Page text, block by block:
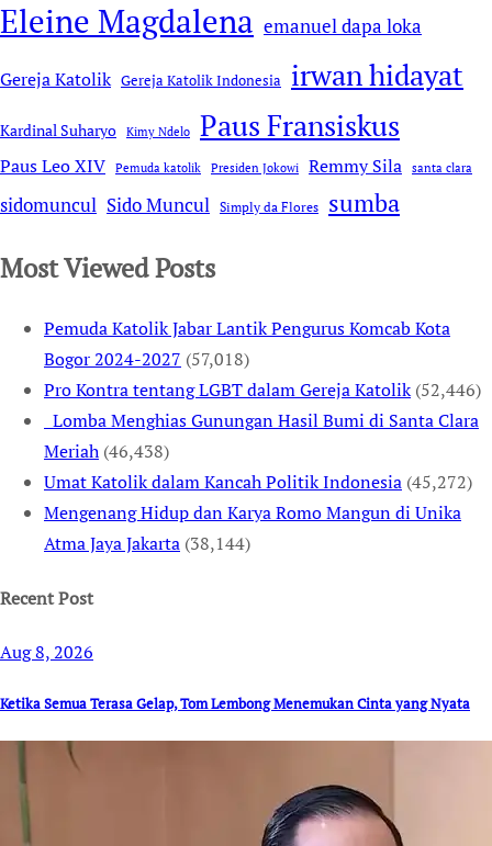
Eleine Magdalena emanuel dapa loka
Gereja Katolik Gereja Katolik Indonesia irwan hidayat
Kardinal Suharyo Kimy Ndelo Paus Fransiskus
Paus Leo XIV Pemuda katolik Presiden Jokowi Remmy Sila santa clara
sidomuncul Sido Muncul Simply da Flores sumba
Most Viewed Posts
Pemuda Katolik Jabar Lantik Pengurus Komcab Kota
Bogor 2024-2027 (57,018)
Pro Kontra tentang LGBT dalam Gereja Katolik (52,446)
Lomba Menghias Gunungan Hasil Bumi di Santa Clara
Meriah (46,438)
Umat Katolik dalam Kancah Politik Indonesia (45,272)
Mengenang Hidup dan Karya Romo Mangun di Unika
Atma Jaya Jakarta (38,144)
Recent Post
Aug 8, 2026
Ketika Semua Terasa Gelap, Tom Lembong Menemukan Cinta yang Nyata